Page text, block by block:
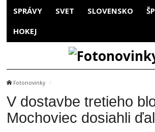
SPRÁVY SVET SLOVENSKO
HOKEJ
Fotonovinky
V dostavbe tretieho
Mochoviec dosiahli